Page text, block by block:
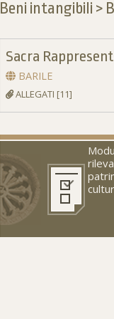
Beni intangibili >
Sacra
BARILE
ALLEGATI [11]